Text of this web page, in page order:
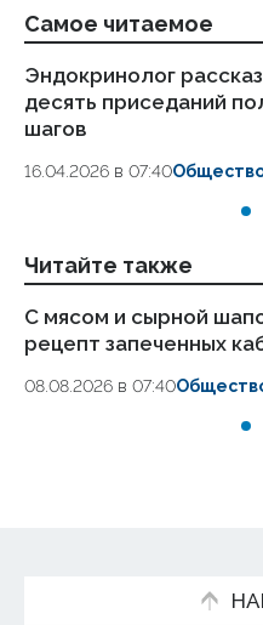
Самое читаемое
Эндокринолог
десять приседаний
шагов
16.04.2026 в 07:40
Читайте также
С мясом и сырной
рецепт запеченных
08.08.2026 в 07:40